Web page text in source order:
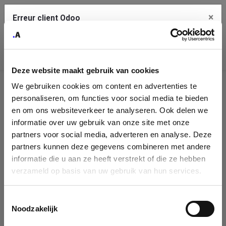
Deze website maakt gebruik van cookies
We gebruiken cookies om content en advertenties te
personaliseren, om functies voor social media te bieden
en om ons websiteverkeer te analyseren. Ook delen we
informatie over uw gebruik van onze site met onze
partners voor social media, adverteren en analyse. Deze
partners kunnen deze gegevens combineren met andere
informatie die u aan ze heeft verstrekt of die ze hebben
verzameld op basis van uw gebruik van hun services.
Noodzakelijk
Identification
de
l'entreprise
Please fill in your company details
form. If you don't find your company in our database, you can create
a new company record with the button below.
Erreur client Odoo ×
Une erreur s'est produite
Utilisez le bouton Copier pour reporter cette erreur à votre
service de support.
Voir les détails
Ok